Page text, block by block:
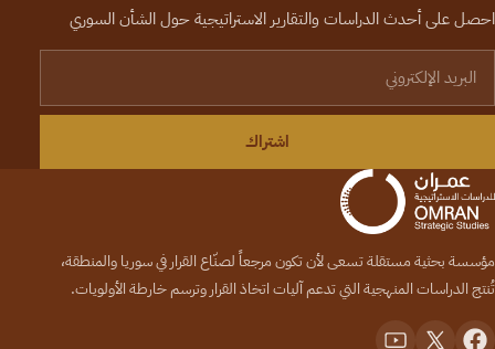
احصل على أحدث الدراسات والتقارير الاستراتيجية حول الشأن السوري
اشتراك
مؤسسة بحثية مستقلة تسعى لأن تكون مرجعاً لصنّاع القرار في سوريا والمنطقة،
تُنتج الدراسات المنهجية التي تدعم آليات اتخاذ القرار وترسم خارطة الأولويات.